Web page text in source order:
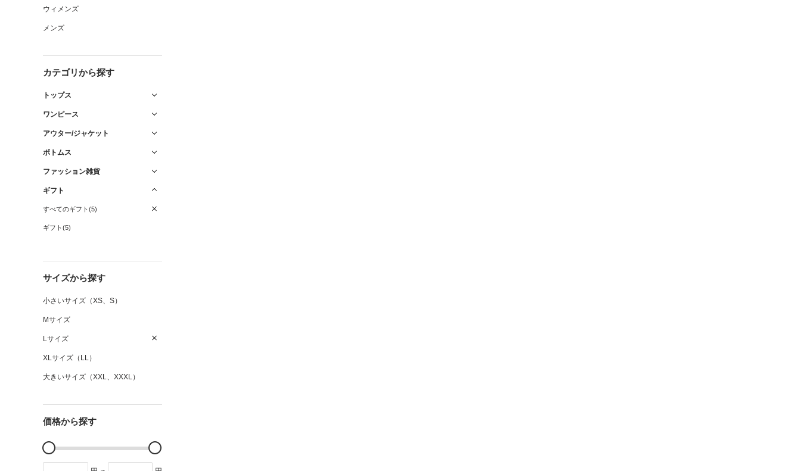
ウィメンズ
メンズ
カテゴリから探す
トップス
ワンピース
アウター/ジャケット
ボトムス
ファッション雑貨
ギフト
すべてのギフト(5)
ギフト(5)
サイズから探す
小さいサイズ（XS、S）
Mサイズ
Lサイズ
XLサイズ（LL）
大きいサイズ（XXL、XXXL）
価格から探す